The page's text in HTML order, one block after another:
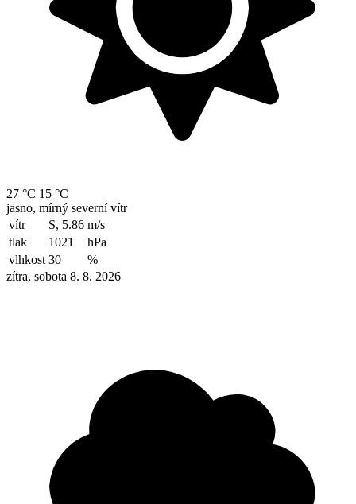
27 °C 15 °C
jasno, mírný severní vítr
vítr
S, 5.86 m/s
tlak
1021
hPa
vlhkost 30
%
zítra, sobota 8. 8. 2026